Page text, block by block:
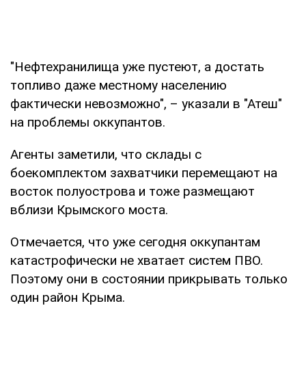
"Нефтехранилища уже пустеют, а достать
топливо даже местному населению
фактически невозможно", – указали в "Атеш"
на проблемы оккупантов.
Агенты заметили, что склады с
боекомплектом захватчики перемещают на
восток полуострова и тоже размещают
вблизи Крымского моста.
Отмечается, что уже сегодня оккупантам
катастрофически не хватает систем ПВО.
Поэтому они в состоянии прикрывать только
один район Крыма.